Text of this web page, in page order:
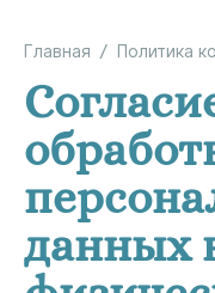
Главная Политика
данных